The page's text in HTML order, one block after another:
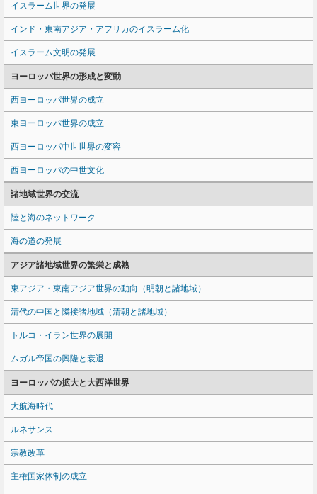
イスラーム世界の発展
インド・東南アジア・アフリカのイスラーム化
イスラーム文明の発展
ヨーロッパ世界の形成と変動
西ヨーロッパ世界の成立
東ヨーロッパ世界の成立
西ヨーロッパ中世世界の変容
西ヨーロッパの中世文化
諸地域世界の交流
陸と海のネットワーク
海の道の発展
アジア諸地域世界の繁栄と成熟
東アジア・東南アジア世界の動向（明朝と諸地域）
清代の中国と隣接諸地域（清朝と諸地域）
トルコ・イラン世界の展開
ムガル帝国の興隆と衰退
ヨーロッパの拡大と大西洋世界
大航海時代
ルネサンス
宗教改革
主権国家体制の成立